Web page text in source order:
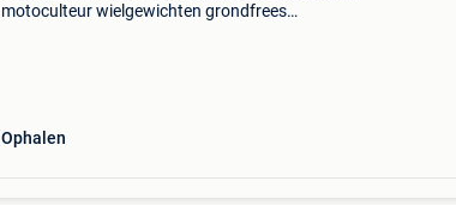
motoculteur wielgewichten grondfrees
Ophalen